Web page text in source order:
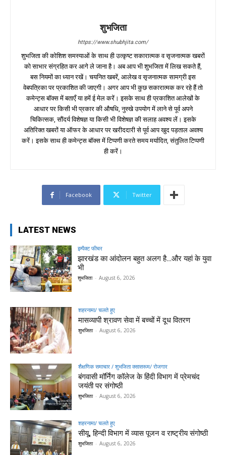
शुभजिता
https://www.shubhjita.com/
शुभजिता की कोशिश समस्याओं के साथ ही उत्कृष्ट सकारात्मक व सृजनात्मक खबरों
को साभार संग्रहित कर आगे ले जाना है। अब आप भी शुभजिता में लिख सकते हैं,
बस नियमों का ध्यान रखें। चयनित खबरें, आलेख व सृजनात्मक सामग्री इस
वेबपत्रिका पर प्रकाशित की जाएगी। अगर आप भी कुछ सकारात्मक कर रहे हैं तो
कमेन्ट्स बॉक्स में बताएँ या हमें ई मेल करें। इसके साथ ही प्रकाशित आलेखों के
आधार पर किसी भी प्रकार की औषधि, नुस्खे उपयोग में लाने से पूर्व अपने
चिकित्सक, सौंदर्य विशेषज्ञ या किसी भी विशेषज्ञ की सलाह अवश्य लें। इसके
अतिरिक्त खबरों या ऑफर के आधार पर खरीददारी से पूर्व आप खुद पड़ताल अवश्य
करें। इसके साथ ही कमेन्ट्स बॉक्स में टिप्पणी करते समय मर्यादित, संतुलित टिप्पणी
ही करें।
Facebook Twitter
LATEST NEWS
इम्पैक्ट फीचर
झारखंड का आंदोलन बहुत अलग है…और यहां के युवा
भी
शुभजिता - August 6, 2026
शहरनामा/ चलते हुए
मासव्यापी श्रावण सेवा में बच्चों में दूध वितरण
शुभजिता - August 6, 2026
शैक्षणिक समाचार / शुभजिता क्सासरूम/ रोजगार
बंगवासी मॉर्निंग कॉलेज के हिंदी विभाग में प्रेमचंद
जयंती पर संगोष्ठी
शुभजिता - August 6, 2026
शहरनामा/ चलते हुए
सीयू, हिन्दी विभाग में व्यास पूजन व राष्ट्रीय संगोष्ठी
शुभजिता - August 6, 2026